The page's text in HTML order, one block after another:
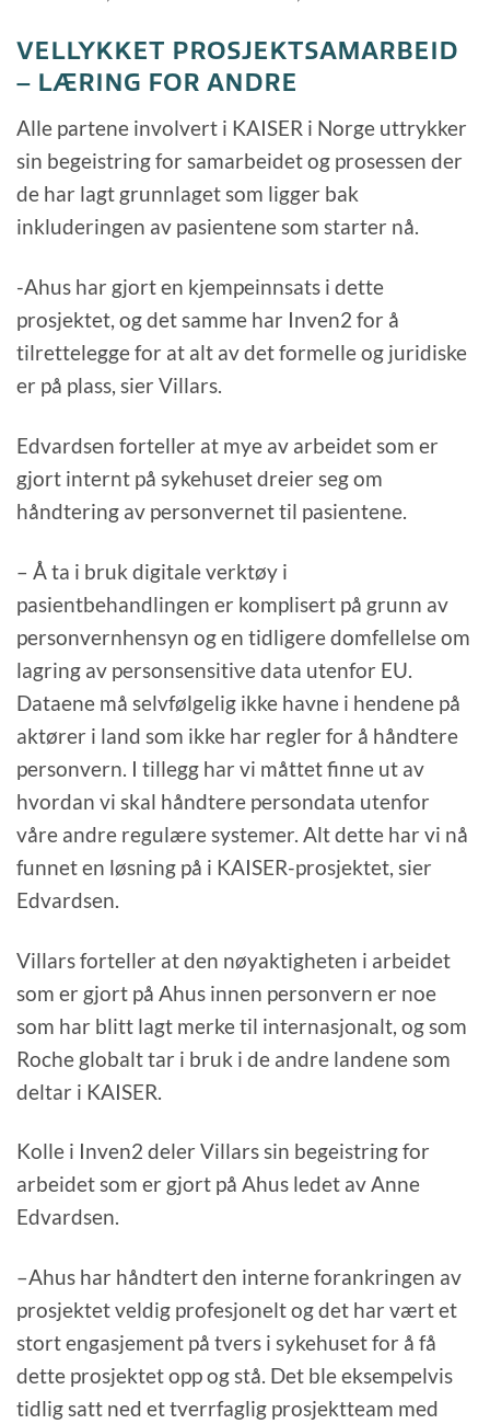
VELLYKKET PROSJEKTSAMARBEID
– LÆRING FOR ANDRE
Alle partene involvert i KAISER i Norge uttrykker
sin begeistring for samarbeidet og prosessen der
de har lagt grunnlaget som ligger bak
inkluderingen av pasientene som starter nå.
-Ahus har gjort en kjempeinnsats i dette
prosjektet, og det samme har Inven2 for å
tilrettelegge for at alt av det formelle og juridiske
er på plass, sier Villars.
Edvardsen forteller at mye av arbeidet som er
gjort internt på sykehuset dreier seg om
håndtering av personvernet til pasientene.
– Å ta i bruk digitale verktøy i
pasientbehandlingen er komplisert på grunn av
personvernhensyn og en tidligere domfellelse om
lagring av personsensitive data utenfor EU.
Dataene må selvfølgelig ikke havne i hendene på
aktører i land som ikke har regler for å håndtere
personvern. I tillegg har vi måttet finne ut av
hvordan vi skal håndtere persondata utenfor
våre andre regulære systemer. Alt dette har vi nå
funnet en løsning på i KAISER-prosjektet, sier
Edvardsen.
Villars forteller at den nøyaktigheten i arbeidet
som er gjort på Ahus innen personvern er noe
som har blitt lagt merke til internasjonalt, og som
Roche globalt tar i bruk i de andre landene som
deltar i KAISER.
Kolle i Inven2 deler Villars sin begeistring for
arbeidet som er gjort på Ahus ledet av Anne
Edvardsen.
–Ahus har håndtert den interne forankringen av
prosjektet veldig profesjonelt og det har vært et
stort engasjement på tvers i sykehuset for å få
dette prosjektet opp og stå. Det ble eksempelvis
tidlig satt ned et tverrfaglig prosjektteam med